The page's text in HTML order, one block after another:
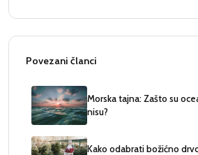
Povezani članci
Morska tajna: Zašto su
nisu?
Kako odabrati božićno